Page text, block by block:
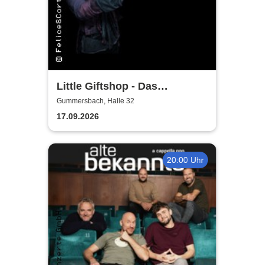
Little Giftshop - Das
zauberhafte Antiquariat der
Geschichten
Gummersbach, Halle 32
17.09.2026
20:00 Uhr